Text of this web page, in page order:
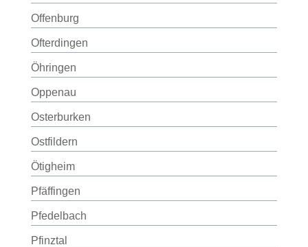
Offenburg
Ofterdingen
Öhringen
Oppenau
Osterburken
Ostfildern
Ötigheim
Pfäffingen
Pfedelbach
Pfinztal